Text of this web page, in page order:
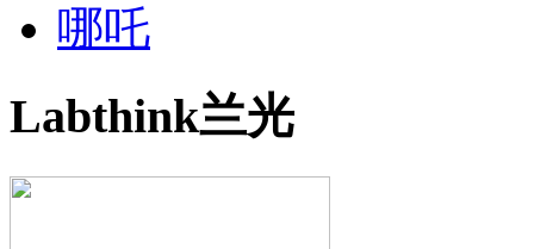
哪吒
Labthink兰光